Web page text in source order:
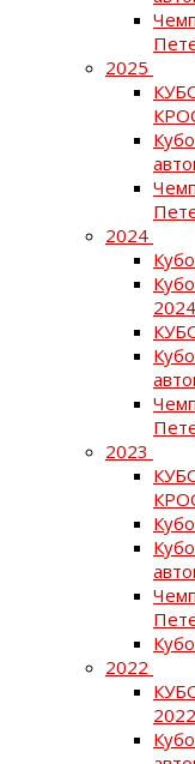
2025
2024
2024
2023
2022
2022